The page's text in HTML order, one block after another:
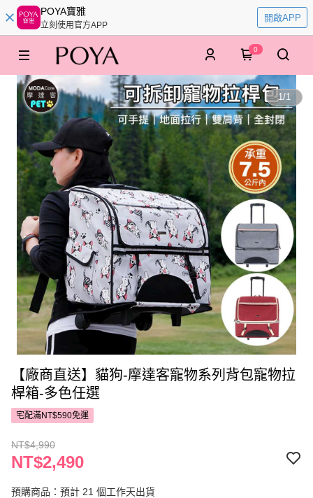
POYA寶雅
立刻使用官方APP
開啟APP
0
1/1
【廠商直送】貓狗-摩達客寵物系列背包寵物拉
桿箱-多色任選
宅配滿NT$590免運
NT$4,990
NT$2,490
預購商品：預計 21 個工作天出貨